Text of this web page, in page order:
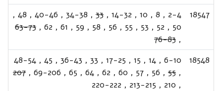
18547
2-4
,
8
,
10
,
14-32
,
33
,
34-38
,
40-46
,
48
,
50
,
52
,
53
,
55
,
56
,
58
,
59
,
61
,
62
,
63-73
,
76-83
18548
6-10
,
14
,
15
,
17-25
,
33
,
36-43
,
45
,
48-54
,
55
,
56
,
57
,
60
,
62
,
64
,
65
,
69-206
,
207
,
210
,
213-215
,
220-222